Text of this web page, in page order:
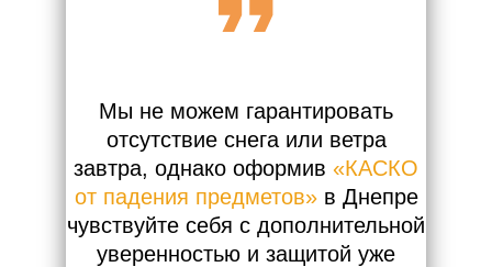
Мы не можем гарантировать
отсутствие снега или ветра
завтра, однако оформив «КАСКО
от падения предметов» в Днепре
чувствуйте себя с дополнительной
уверенностью и защитой уже